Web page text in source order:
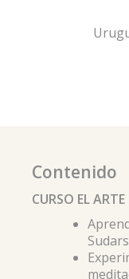
Contenido
CURSO EL ARTE